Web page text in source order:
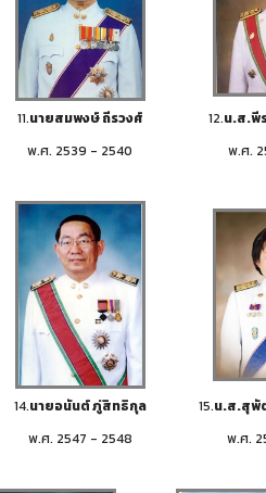
11.นายสมพงษ์ ถีรวงศ์ 12.น.ส.พี
พ.ศ. 2539 - 2540 พ.ศ.
14.นายอนันต์ ภู่สิทธิกุล 15.น.ส.สุพั
พ.ศ. 2547 - 2548 พ.ศ.